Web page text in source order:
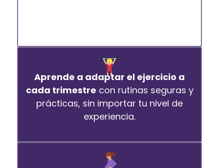
Aprende a adaptar el ejercicio a
cada trimestre con rutinas seguras y
prácticas, sin importar tu nivel de
experiencia.